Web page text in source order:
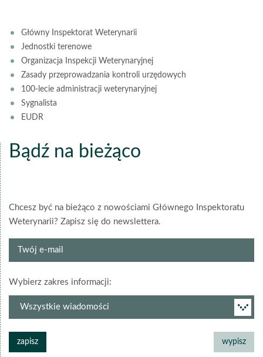
Główny Inspektorat Weterynarii
Jednostki terenowe
Organizacja Inspekcji Weterynaryjnej
Zasady przeprowadzania kontroli urzędowych
100-lecie administracji weterynaryjnej
Sygnalista
EUDR
Bądź na bieżąco
Chcesz być na bieżąco z nowościami Głównego Inspektoratu
Weterynarii? Zapisz się do newslettera.
Twój
Wybierz zakres informacji:
newslettera